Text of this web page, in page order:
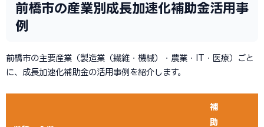
前橋市の産業別成長加速化補助金活用事
例
前橋市の主要産業（製造業（繊維・機械）・農業・IT・医療）ごと
に、成長加速化補助金の活用事例を紹介します。
補
助